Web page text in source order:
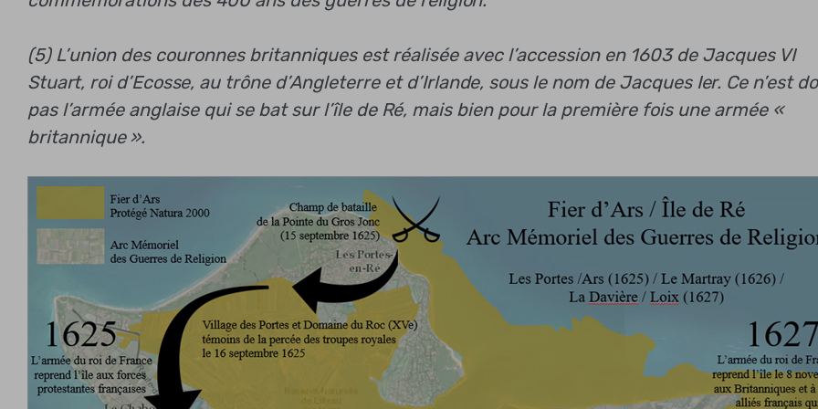
(5) L’union des couronnes britanniques est réalisée avec l’accession en 1603 de Jacques VI
Stuart, roi d’Ecosse, au trône d’Angleterre et d’Irlande, sous le nom de Jacques Ier. Ce n’est
pas l’armée anglaise qui se bat sur l’île de Ré, mais bien pour la première fois une armée «
britannique ».